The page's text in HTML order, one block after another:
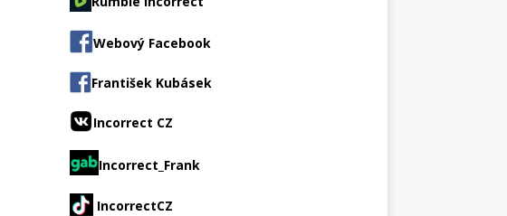
Webový Facebook
František Kubásek
Incorrect CZ
Incorrect_Frank
IncorrectCZ